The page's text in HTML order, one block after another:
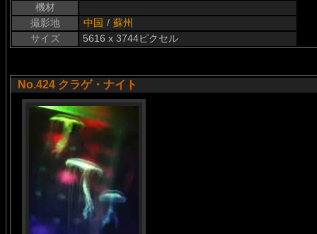
機材
撮影地
中国 / 蘇州
サイズ
5616 x 3744ピクセル
No.424 クラゲ・ナイト